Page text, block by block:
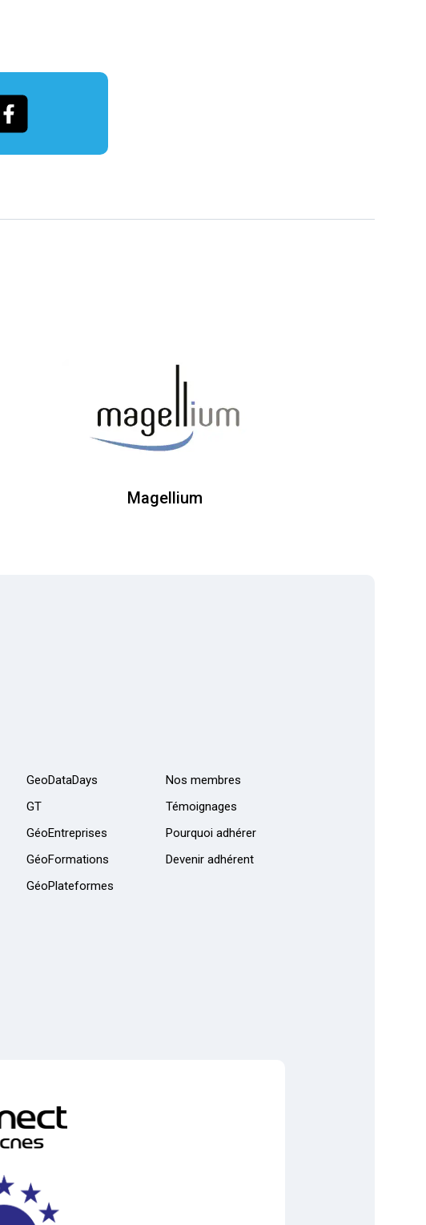
Magellium
GeoDataDays
GT
GéoEntreprises
GéoFormations
GéoPlateformes
Nos membres
Témoignages
Pourquoi adhérer
Devenir adhérent